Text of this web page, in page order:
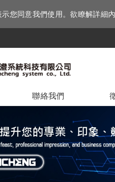
您同意我們使用。欲瞭解詳細
聯絡我們